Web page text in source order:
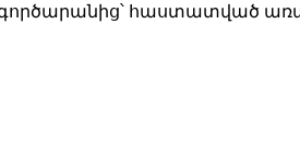
գործարանից՝ հաստատված